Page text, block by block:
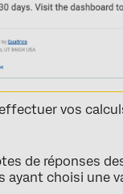
vos
de réponses
ayant choisi une